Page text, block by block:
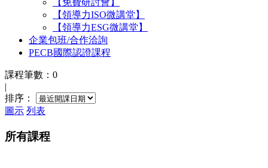
【免費研討會】
【領導力ISO微講堂】
【領導力ESG微講堂】
企業包班/合作洽詢
PECB國際認證課程
課程筆數：0
|
排序：
圖示 列表
所有課程